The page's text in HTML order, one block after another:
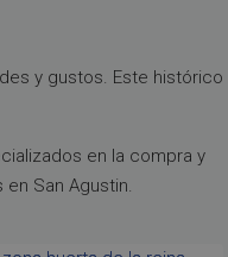
y gustos. Este histórico
en la compra y
San Agustin.